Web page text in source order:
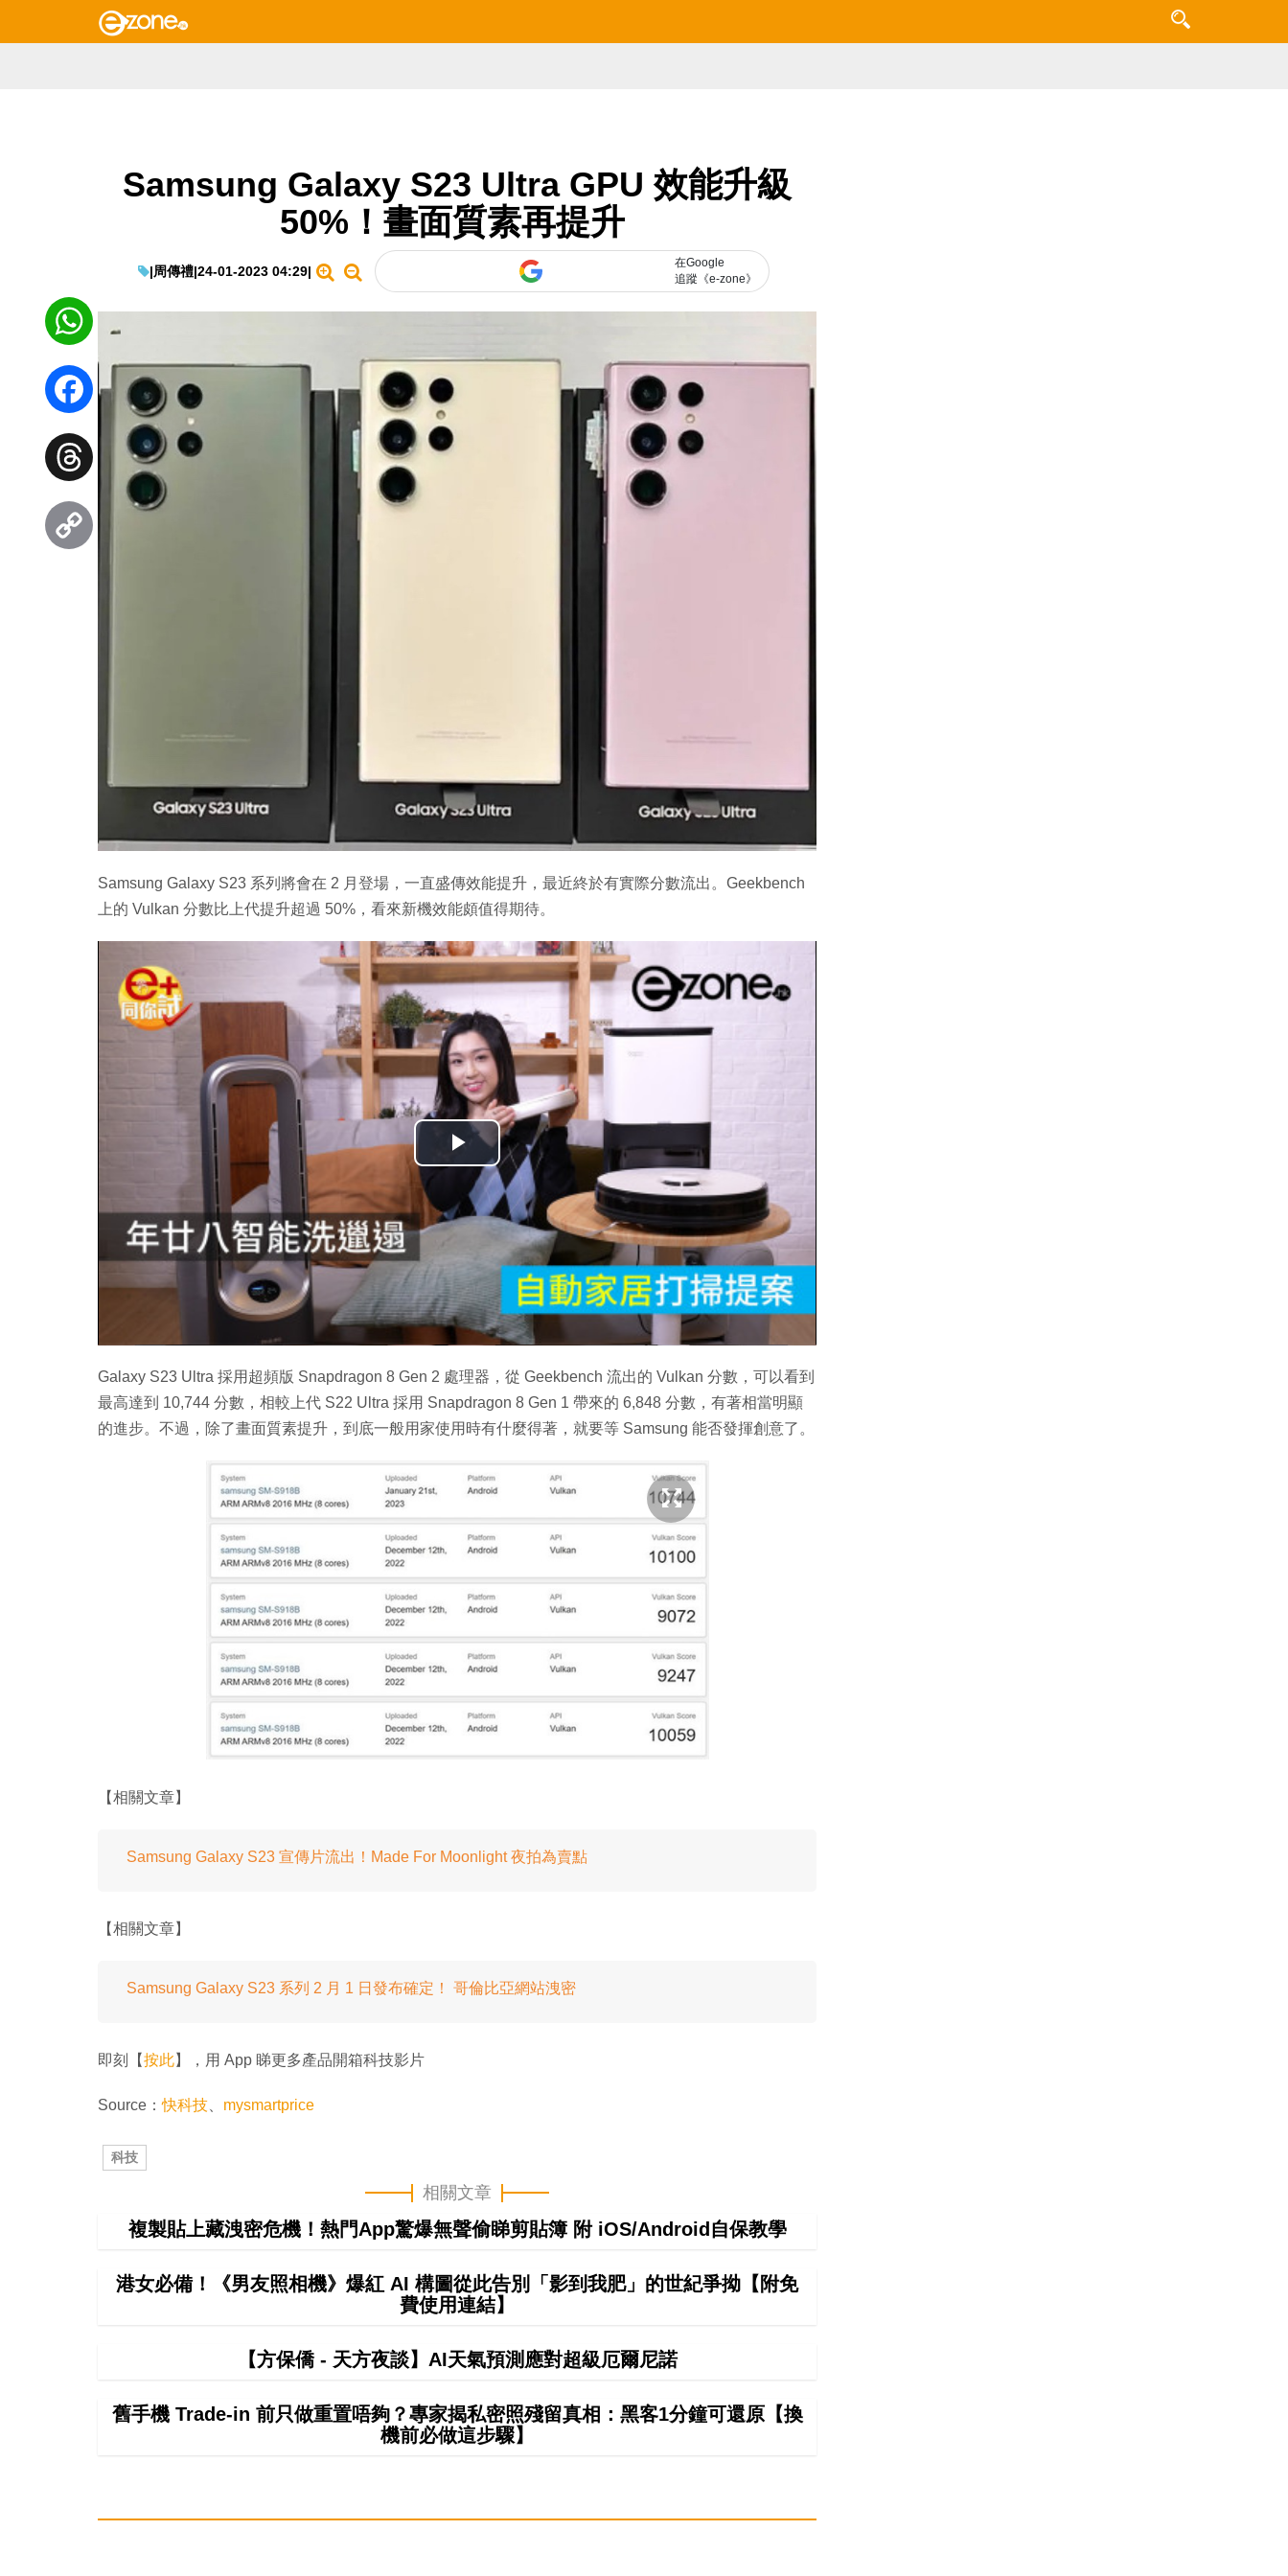
Samsung Galaxy S23 Ultra GPU 效能升級
50%！畫面質素再提升
|周傳禮|24-01-2023 04:29|
在Google
追蹤《e-zone》
Samsung Galaxy S23 系列將會在 2 月登場，一直盛傳效能提升，最近終於有實際分數流出。Geekbench
上的 Vulkan 分數比上代提升超過 50%，看來新機效能頗值得期待。
播
放
影
片
Galaxy S23 Ultra 採用超頻版 Snapdragon 8 Gen 2 處理器，從 Geekbench 流出的 Vulkan 分數，可以看到
最高達到 10,744 分數，相較上代 S22 Ultra 採用 Snapdragon 8 Gen 1 帶來的 6,848 分數，有著相當明顯
的進步。不過，除了畫面質素提升，到底一般用家使用時有什麼得著，就要等 Samsung 能否發揮創意了。
【相關文章】
Samsung Galaxy S23 宣傳片流出！Made For Moonlight 夜拍為賣點
【相關文章】
Samsung Galaxy S23 系列 2 月 1 日發布確定！ 哥倫比亞網站洩密
即刻【按此】，用 App 睇更多產品開箱科技影片
Source：快科技 mysmartprice
科技
相關文章
複製貼上藏洩密危機！熱門App驚爆無聲偷睇剪貼簿 附 iOS/Android自保教學
港女必備！《男友照相機》爆紅 AI 構圖從此告別「影到我肥」的世紀爭拗【附免
費使用連結】
【方保僑 - 天方夜談】AI天氣預測應對超級厄爾尼諾
舊手機 Trade-in 前只做重置唔夠？專家揭私密照殘留真相：黑客1分鐘可還原【換
機前必做這步驟】
WhatsApp
Facebook
Threads